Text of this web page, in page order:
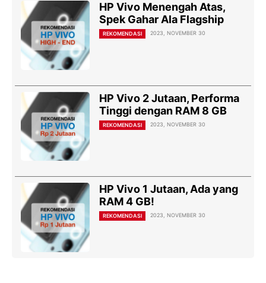
HP Vivo Menengah Atas,
Spek Gahar Ala Flagship
REKOMENDASI 2023, NOVEMBER 30
HP Vivo 2 Jutaan, Performa
Tinggi dengan RAM 8 GB
REKOMENDASI 2023, NOVEMBER 30
HP Vivo 1 Jutaan, Ada yang
RAM 4 GB!
REKOMENDASI 2023, NOVEMBER 30